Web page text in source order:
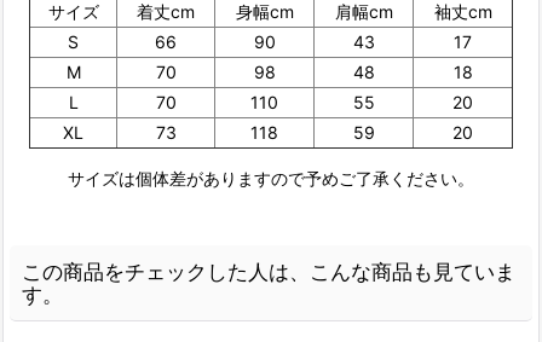
サイズ 着丈cm 身幅cm 肩幅cm
袖丈cm
S
66 90 43
17
M
70 98 48
18
L
70 110 55
20
XL
73 118 59 20
サイズは個体差がありますので予めご了承ください。
この商品をチェックした人は、こんな商品も見ていま
す。